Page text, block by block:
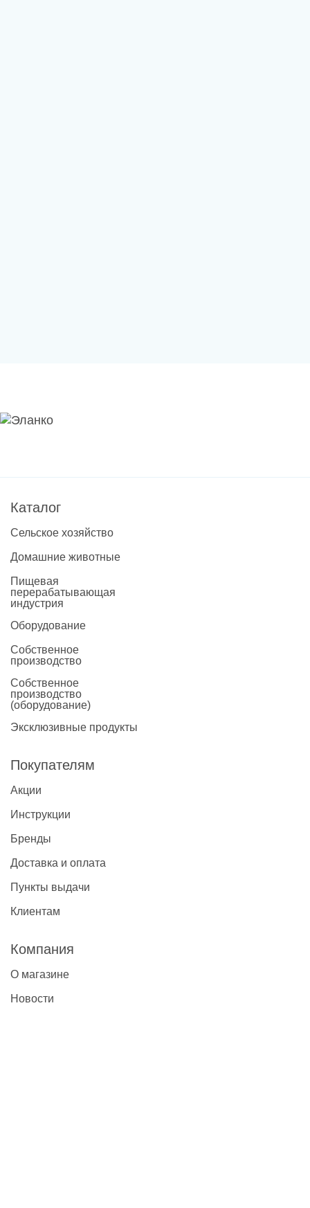
Каталог
Сельское хозяйство
Домашние животные
Пищевая
перерабатывающая
индустрия
Оборудование
Собственное
производство
Собственное
производство
(оборудование)
Эксклюзивные продукты
Покупателям
Акции
Инструкции
Бренды
Доставка и оплата
Пункты выдачи
Клиентам
Компания
О магазине
Новости